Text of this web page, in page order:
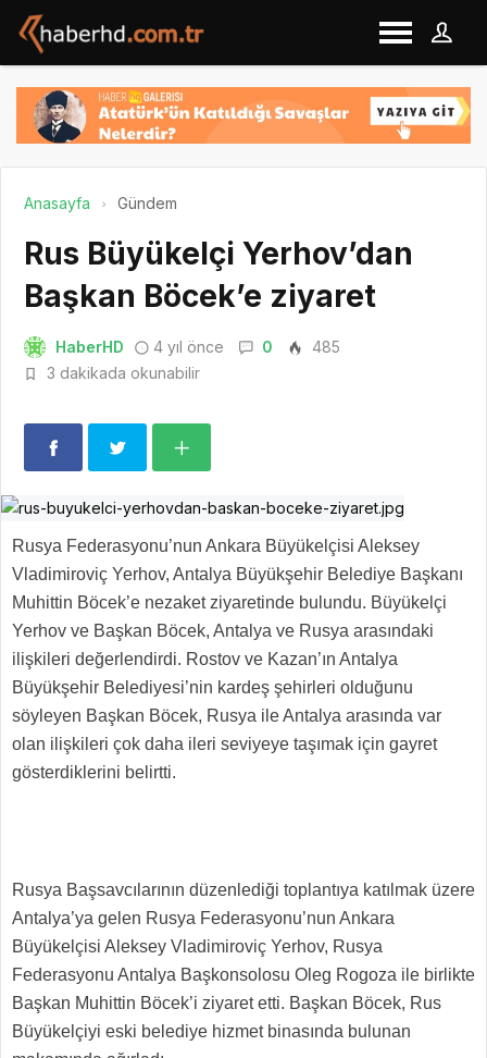
Anasayfa Gündem
Rus Büyükelçi Yerhov’dan
Başkan Böcek’e ziyaret
HaberHD 4 yıl önce 0
485
3 dakikada okunabilir
Rusya Federasyonu’nun Ankara Büyükelçisi Aleksey
Vladimiroviç Yerhov, Antalya Büyükşehir Belediye Başkanı
Muhittin Böcek’e nezaket ziyaretinde bulundu. Büyükelçi
Yerhov ve Başkan Böcek, Antalya ve Rusya arasındaki
ilişkileri değerlendirdi. Rostov ve Kazan’ın Antalya
Büyükşehir Belediyesi’nin kardeş şehirleri olduğunu
söyleyen Başkan Böcek, Rusya ile Antalya arasında var
olan ilişkileri çok daha ileri seviyeye taşımak için gayret
gösterdiklerini belirtti.
Rusya Başsavcılarının düzenlediği toplantıya katılmak üzere
Antalya’ya gelen Rusya Federasyonu’nun Ankara
Büyükelçisi Aleksey Vladimiroviç Yerhov, Rusya
Federasyonu Antalya Başkonsolosu Oleg Rogoza ile birlikte
Başkan Muhittin Böcek’i ziyaret etti. Başkan Böcek, Rus
Büyükelçiyi eski belediye hizmet binasında bulunan